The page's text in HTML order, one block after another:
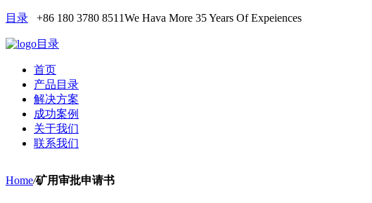
目录 +86 180 3780 8511We Hava More 35 Years Of Expeiences
目录
首页
产品目录
解决方案
成功案例
关于我们
联系我们
Home/矿用审批申请书